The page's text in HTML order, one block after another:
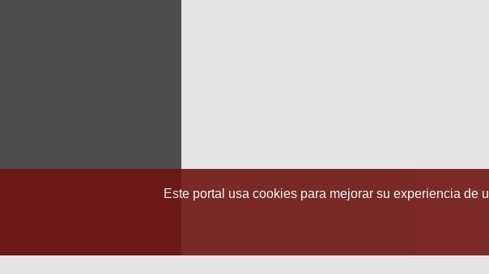
Este portal usa cookies para mejorar su experiencia de